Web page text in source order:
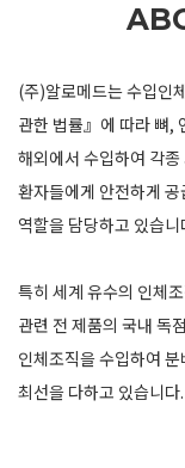
(주)알로메드는 수입인
관한 법률』에 따라 뼈,
해외에서 수입하여 각
환자들에게 안전하게
역할을 담당하고 있습니
특히 세계 유수의 인체
관련 전 제품의 국내 독
인체조직을 수입하여
최선을 다하고 있습니다.